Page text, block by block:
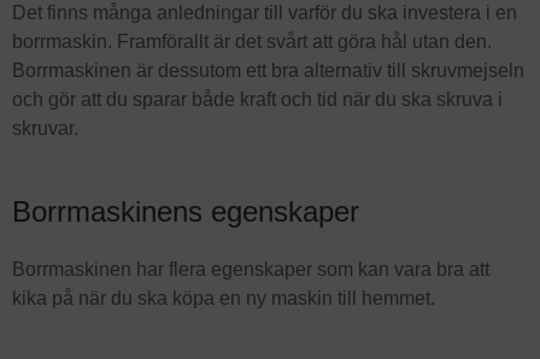
Det finns många anledningar till varför du ska investera i en
borrmaskin. Framförallt är det svårt att göra hål utan den.
Borrmaskinen är dessutom ett bra alternativ till skruvmejseln
och gör att du sparar både kraft och tid när du ska skruva i
skruvar.
Borrmaskinens egenskaper
Borrmaskinen har flera egenskaper som kan vara bra att
kika på när du ska köpa en ny maskin till hemmet.